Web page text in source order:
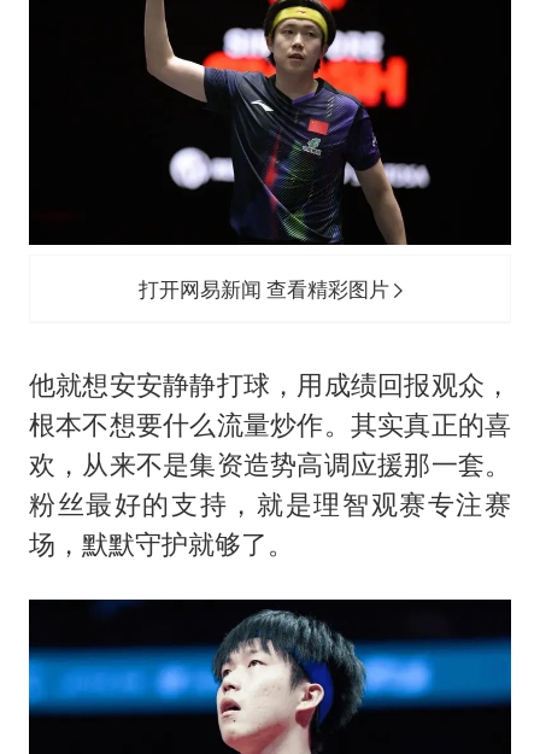
打开网易新闻 查看精彩图片
他就想安安静静打球，用成绩回报观众，
根本不想要什么流量炒作。其实真正的喜
欢，从来不是集资造势高调应援那一套。
粉丝最好的支持，就是理智观赛专注赛
场，默默守护就够了。